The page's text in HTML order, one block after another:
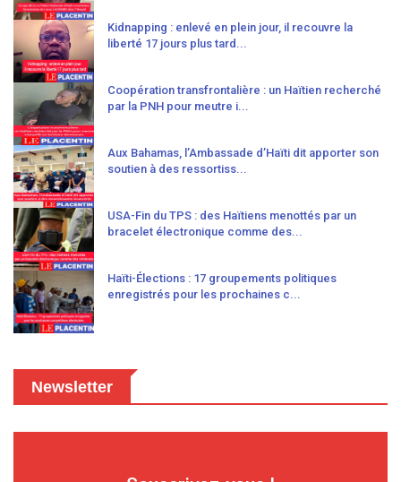
Kidnapping : enlevé en plein jour, il recouvre la
liberté 17 jours plus tard...
Coopération transfrontalière : un Haïtien recherché
par la PNH pour meutre i...
Aux Bahamas, l’Ambassade d’Haïti dit apporter son
soutien à des ressortiss...
USA-Fin du TPS : des Haïtiens menottés par un
bracelet électronique comme des...
Haïti-Élections : 17 groupements politiques
enregistrés pour les prochaines c...
Newsletter